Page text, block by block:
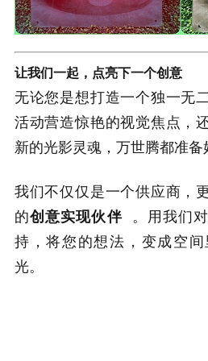
让我们一起，点亮下一个创意
无论您是想打造一个独一无
活动营造惊艳的视觉焦点，
新的光影灵魂，万世腾都准备
我们不仅仅是一个供应商，
的创意实现伙伴
。用我们
持，将您的想法，变成空
光。